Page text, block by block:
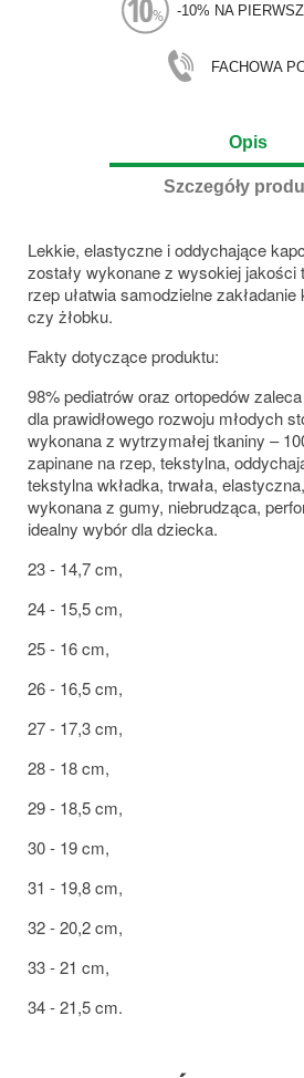
-10% NA
FACHOWA
Opis
Szczegóły
Lekkie, elastyczne i oddychające
zostały wykonane z wysokiej jakości
rzep ułatwia samodzielne
czy żłobku.
Fakty dotyczące produktu:
98% pediatrów oraz ortopedów
dla prawidłowego rozwoju młodych
wykonana z wytrzymałej tkaniny –
zapinane na rzep, tekstylna,
tekstylna wkładka, trwała,
wykonana z gumy, niebrudząca,
idealny wybór dla dziecka.
23 - 14,7 cm,
24 - 15,5 cm,
25 - 16 cm,
26 - 16,5 cm,
27 - 17,3 cm,
28 - 18 cm,
29 - 18,5 cm,
30 - 19 cm,
31 - 19,8 cm,
32 - 20,2 cm,
33 - 21 cm,
34 - 21,5 cm.